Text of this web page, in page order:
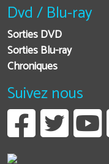
Dvd / Blu-ray
Sorties DVD
Sorties Blu-ray
Chroniques
Suivez nous